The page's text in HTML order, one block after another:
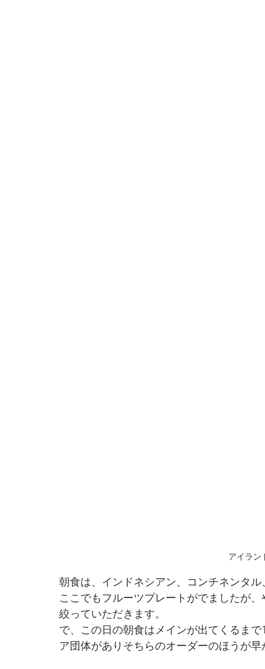
アイラン
朝食は、インドネシアン、コンチネンタ
ここでもフルーツプレートがでましたが
絞っていただきます。
で、この日の朝食はメインが出てくるま
ア団体がありそちらのオーダーのほうが早